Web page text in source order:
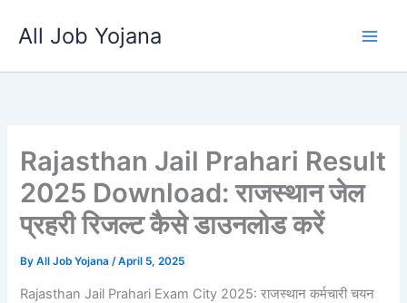
All Job Yojana
Rajasthan Jail Prahari Result
2025 Download: राजस्थान जेल
प्रहरी रिजल्ट कैसे डाउनलोड करें
ByAll Job Yojana/April 5, 2025
Rajasthan Jail Prahari Exam City 2025: राजस्थान कर्मचारी चयन